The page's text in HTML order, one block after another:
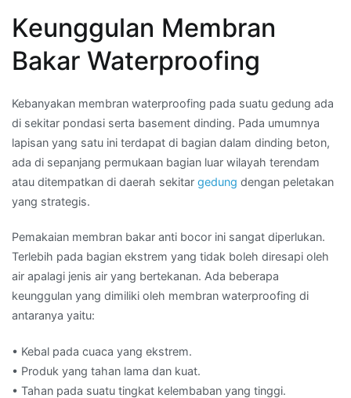
Keunggulan Membran
Bakar Waterproofing
Kebanyakan membran waterproofing pada suatu gedung ada
di sekitar pondasi serta basement dinding. Pada umumnya
lapisan yang satu ini terdapat di bagian dalam dinding beton,
ada di sepanjang permukaan bagian luar wilayah terendam
atau ditempatkan di daerah sekitar gedung dengan peletakan
yang strategis.
Pemakaian membran bakar anti bocor ini sangat diperlukan.
Terlebih pada bagian ekstrem yang tidak boleh diresapi oleh
air apalagi jenis air yang bertekanan. Ada beberapa
keunggulan yang dimiliki oleh membran waterproofing di
antaranya yaitu:
• Kebal pada cuaca yang ekstrem.
• Produk yang tahan lama dan kuat.
• Tahan pada suatu tingkat kelembaban yang tinggi.